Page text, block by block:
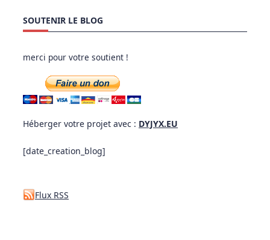
SOUTENIR LE BLOG
merci pour votre soutient !
Héberger votre projet avec : DYJYX.EU
[date_creation_blog]
Flux RSS